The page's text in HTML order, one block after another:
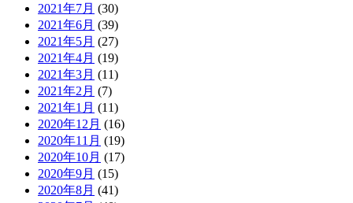
2021年7月 (30)
2021年6月 (39)
2021年5月 (27)
2021年4月 (19)
2021年3月 (11)
2021年2月 (7)
2021年1月 (11)
2020年12月 (16)
2020年11月 (19)
2020年10月 (17)
2020年9月 (15)
2020年8月 (41)